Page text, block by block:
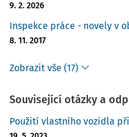
9. 2. 2026
Inspekce práce - novely v
8. 11. 2017
Zobrazit vše (17)
Související otázky a
Použití vlastního vozidla